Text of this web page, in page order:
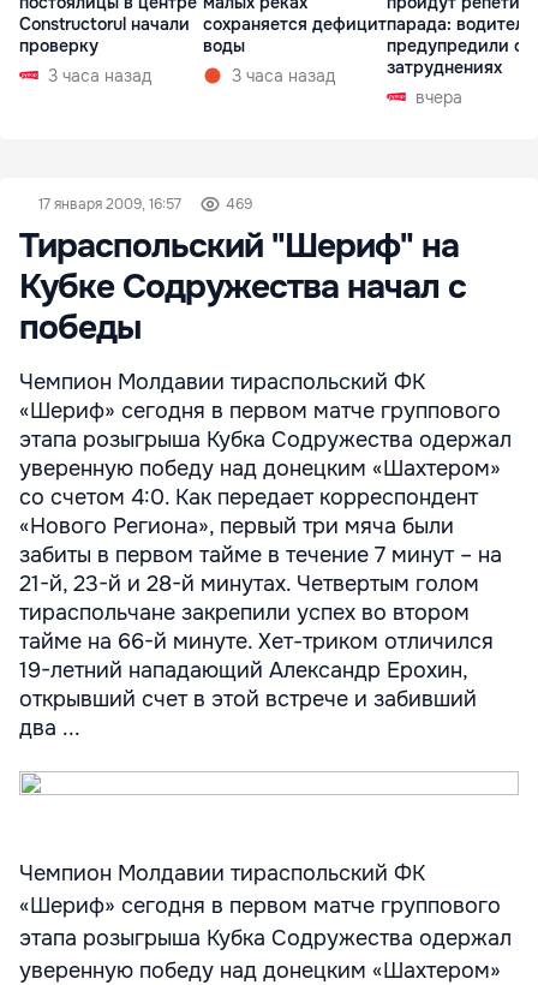
Constructorul начали
проверку
3 часа назад
сохраняется дефицит
воды
3 часа назад
парада:
предупредили о
затруднениях
вчера
17 января 2009, 16:57 469
Тираспольский "Шериф" на
Кубке Содружества начал с
победы
Чемпион Молдавии тираспольский ФК
«Шериф» сегодня в первом матче группового
этапа розыгрыша Кубка Содружества одержал
уверенную победу над донецким «Шахтером»
со счетом 4:0. Как передает корреспондент
«Нового Региона», первый три мяча были
забиты в первом тайме в течение 7 минут – на
21-й, 23-й и 28-й минутах. Четвертым голом
тираспольчане закрепили успех во втором
тайме на 66-й минуте. Хет-триком отличился
19-летний нападающий Александр Ерохин,
открывший счет в этой встрече и забивший
два ...
Чемпион Молдавии тираспольский ФК
«Шериф» сегодня в первом матче группового
этапа розыгрыша Кубка Содружества одержал
уверенную победу над донецким «Шахтером»